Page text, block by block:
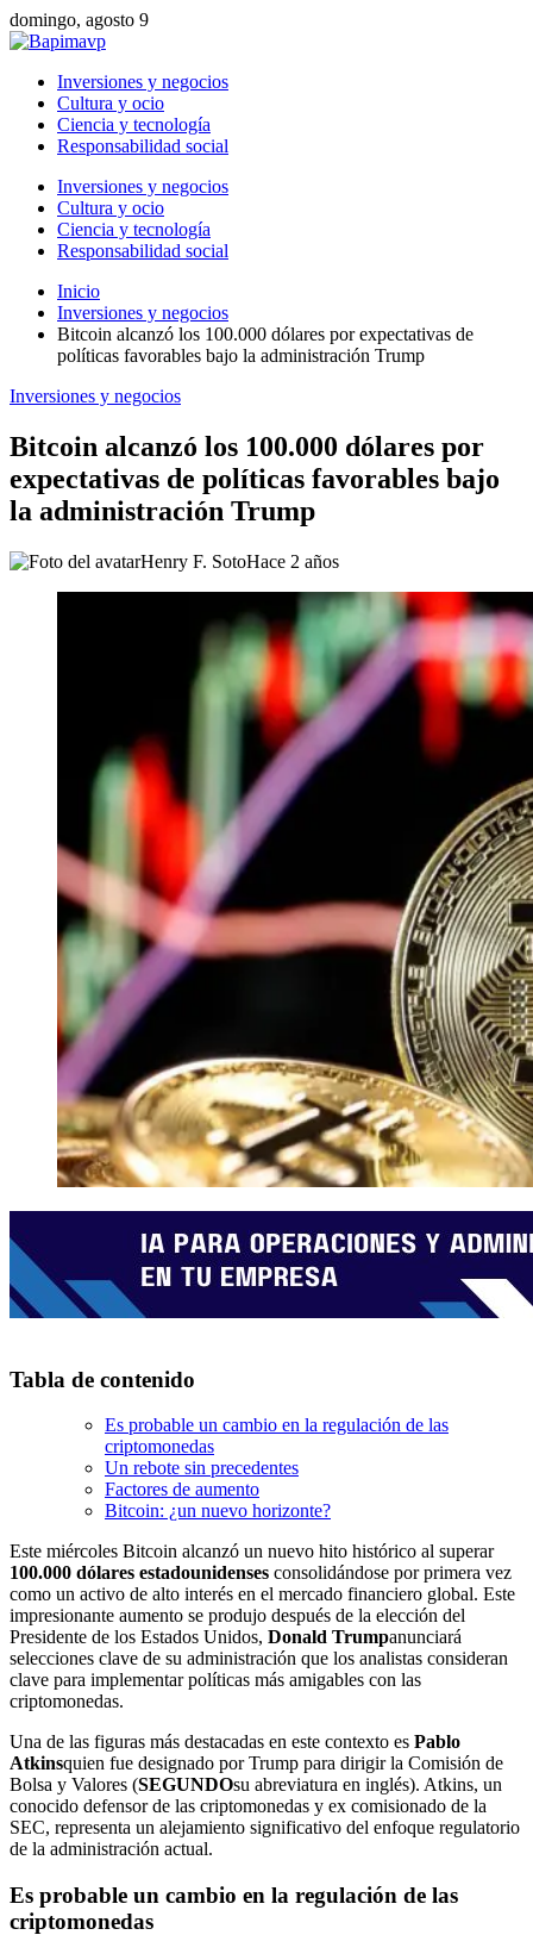
domingo, agosto 9
Inversiones y negocios
Cultura y ocio
Ciencia y tecnología
Responsabilidad social
Inversiones y negocios
Cultura y ocio
Ciencia y tecnología
Responsabilidad social
Inicio
Inversiones y negocios
Bitcoin alcanzó los 100.000 dólares por expectativas de
políticas favorables bajo la administración Trump
Inversiones y negocios
Bitcoin alcanzó los 100.000 dólares por
expectativas de políticas favorables bajo
la administración Trump
Henry F. SotoHace 2 años
Tabla de contenido
Es probable un cambio en la regulación de las
criptomonedas
Un rebote sin precedentes
Factores de aumento
Bitcoin: ¿un nuevo horizonte?
Este miércoles Bitcoin alcanzó un nuevo hito histórico al superar
100.000 dólares estadounidenses consolidándose por primera vez
como un activo de alto interés en el mercado financiero global. Este
impresionante aumento se produjo después de la elección del
Presidente de los Estados Unidos, Donald Trumpanunciará
selecciones clave de su administración que los analistas consideran
clave para implementar políticas más amigables con las
criptomonedas.
Una de las figuras más destacadas en este contexto es Pablo
Atkinsquien fue designado por Trump para dirigir la Comisión de
Bolsa y Valores (SEGUNDOsu abreviatura en inglés). Atkins, un
conocido defensor de las criptomonedas y ex comisionado de la
SEC, representa un alejamiento significativo del enfoque regulatorio
de la administración actual.
Es probable un cambio en la regulación de las
criptomonedas